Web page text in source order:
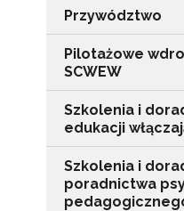
Przywództwo
Pilotażowe
SCWEW
Szkolenia i
edukacji
Szkolenia i
poradnictwa